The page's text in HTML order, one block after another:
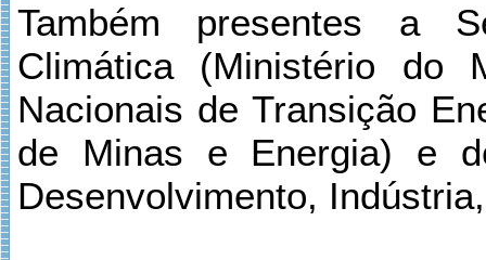
Também presentes a
Climática (Ministério do
Nacionais de Transição
de Minas e Energia) e
Desenvolvimento,